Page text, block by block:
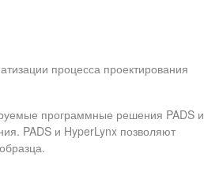
процесса проектирования
программные решения PADS и
PADS и HyperLynx позволяют